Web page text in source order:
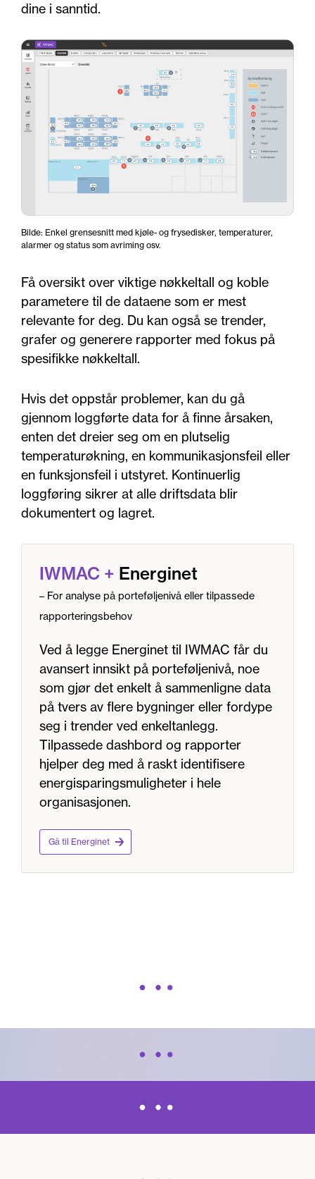
dine i sanntid.
Bilde: Enkel grensesnitt med kjøle- og frysedisker, temperaturer,
alarmer og status som avriming osv.
Få oversikt over viktige nøkkeltall og koble
parametere til de dataene som er mest
relevante for deg. Du kan også se trender,
grafer og generere rapporter med fokus på
spesifikke nøkkeltall.
Hvis det oppstår problemer, kan du gå
gjennom loggførte data for å finne årsaken,
enten det dreier seg om en plutselig
temperaturøkning, en kommunikasjonsfeil eller
en funksjonsfeil i utstyret. Kontinuerlig
loggføring sikrer at alle driftsdata blir
dokumentert og lagret.
IWMAC + Energinet
– For analyse på porteføljenivå eller tilpassede
rapporteringsbehov
Ved å legge Energinet til IWMAC får du
avansert innsikt på porteføljenivå, noe
som gjør det enkelt å sammenligne data
på tvers av flere bygninger eller fordype
seg i trender ved enkeltanlegg.
Tilpassede dashbord og rapporter
hjelper deg med å raskt identifisere
energisparingsmuligheter i hele
organisasjonen.
Gå til Energinet